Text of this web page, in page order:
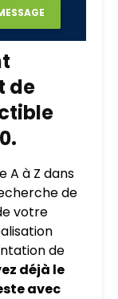
de
A à Z dans
de
votre
de
déjà le
avec